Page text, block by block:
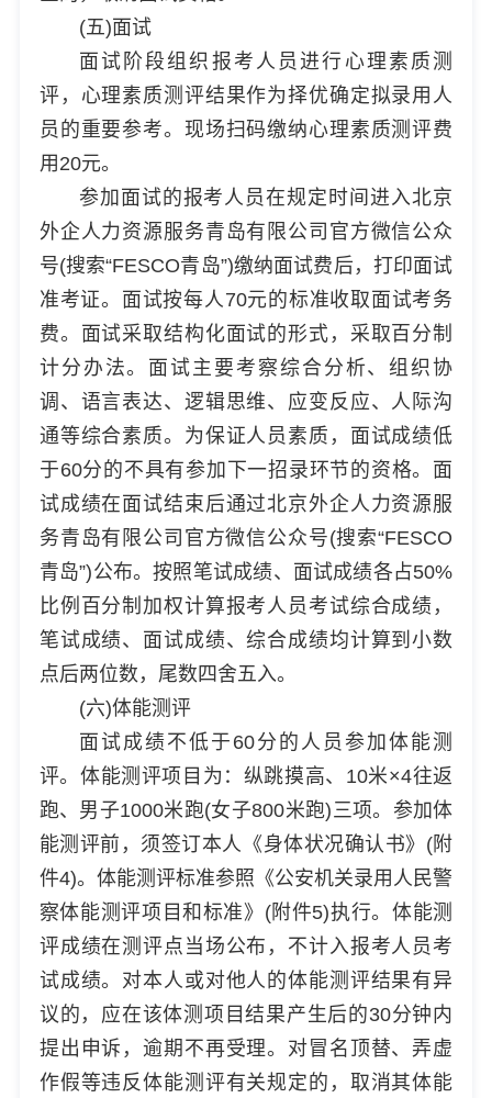
(五)面试
面试阶段组织报考人员进行心理素质测
评，心理素质测评结果作为择优确定拟录用人
员的重要参考。现场扫码缴纳心理素质测评费
用20元。
参加面试的报考人员在规定时间进入北京
外企人力资源服务青岛有限公司官方微信公众
号(搜索“FESCO青岛”)缴纳面试费后，打印面试
准考证。面试按每人70元的标准收取面试考务
费。面试采取结构化面试的形式，采取百分制
计分办法。面试主要考察综合分析、组织协
调、语言表达、逻辑思维、应变反应、人际沟
通等综合素质。为保证人员素质，面试成绩低
于60分的不具有参加下一招录环节的资格。面
试成绩在面试结束后通过北京外企人力资源服
务青岛有限公司官方微信公众号(搜索“FESCO
青岛”)公布。按照笔试成绩、面试成绩各占50%
比例百分制加权计算报考人员考试综合成绩，
笔试成绩、面试成绩、综合成绩均计算到小数
点后两位数，尾数四舍五入。
(六)体能测评
面试成绩不低于60分的人员参加体能测
评。体能测评项目为：纵跳摸高、10米×4往返
跑、男子1000米跑(女子800米跑)三项。参加体
能测评前，须签订本人《身体状况确认书》(附
件4)。体能测评标准参照《公安机关录用人民警
察体能测评项目和标准》(附件5)执行。体能测
评成绩在测评点当场公布，不计入报考人员考
试成绩。对本人或对他人的体能测评结果有异
议的，应在该体测项目结果产生后的30分钟内
提出申诉，逾期不再受理。对冒名顶替、弄虚
作假等违反体能测评有关规定的，取消其体能